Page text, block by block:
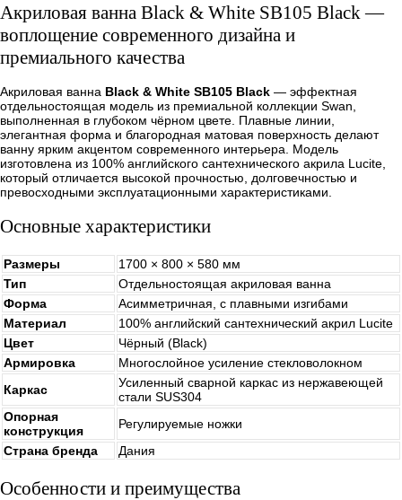
Акриловая ванна Black & White SB105 Black —
воплощение современного дизайна и
премиального качества
Акриловая ванна Black & White SB105 Black — эффектная
отдельностоящая модель из премиальной коллекции Swan,
выполненная в глубоком чёрном цвете. Плавные линии,
элегантная форма и благородная матовая поверхность делают
ванну ярким акцентом современного интерьера. Модель
изготовлена из 100% английского сантехнического акрила Lucite,
который отличается высокой прочностью, долговечностью и
превосходными эксплуатационными характеристиками.
Основные характеристики
Размеры
1700 × 800 × 580 мм
Тип
Отдельностоящая акриловая ванна
Форма
Асимметричная, с плавными изгибами
Материал
100% английский сантехнический акрил Lucite
Цвет
Чёрный (Black)
Армировка
Многослойное усиление стекловолокном
Каркас
Усиленный сварной каркас из нержавеющей
стали SUS304
Опорная
конструкция
Регулируемые ножки
Страна бренда
Дания
Особенности и преимущества